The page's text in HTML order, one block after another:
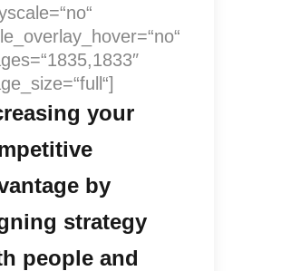
your
by
strategy
people and